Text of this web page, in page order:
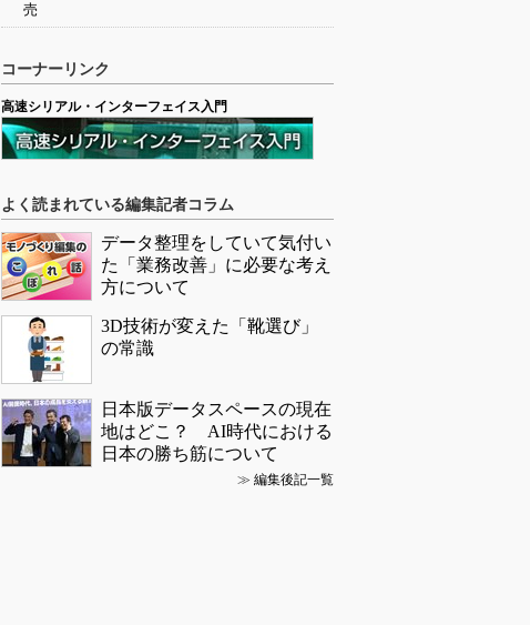
売
コーナーリンク
高速シリアル・インターフェイス入門
よく読まれている編集記者コラム
データ整理をしていて気付い
た「業務改善」に必要な考え
方について
3D技術が変えた「靴選び」
の常識
日本版データスペースの現在
地はどこ？ AI時代における
日本の勝ち筋について
≫ 編集後記一覧